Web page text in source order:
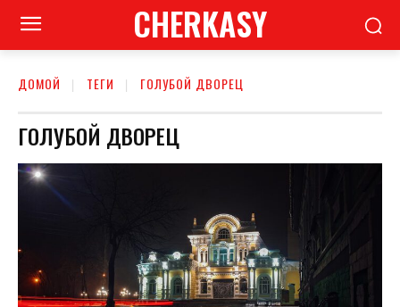
CHERKASY
ДОМОЙ ТЕГИ ГОЛУБОЙ ДВОРЕЦ
ГОЛУБОЙ ДВОРЕЦ